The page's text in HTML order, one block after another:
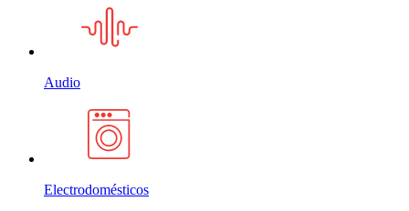
Audio
Electrodomésticos